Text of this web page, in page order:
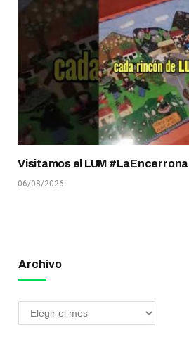
Visitamos el LUM #LaEncerrona
06/08/2026
Archivo